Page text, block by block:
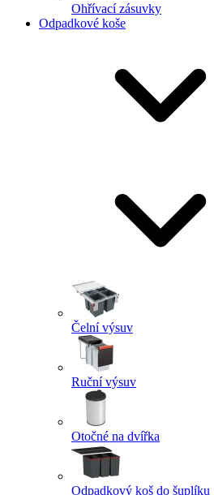
Ohřívací zásuvky
Odpadkové koše
Čelní výsuv
Ruční výsuv
Otočné na dvířka
Odpadkový koš do šuplíku